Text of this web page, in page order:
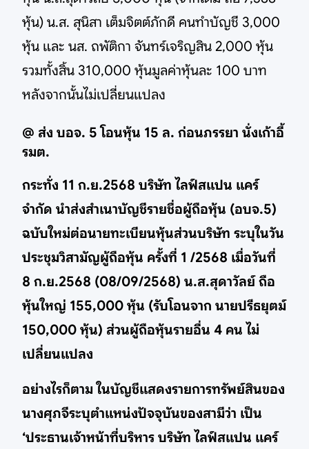
หุ้น) น.ส. สุนิสา เต็มจิตต์ภักดี คนทำบัญชี 3,000
หุ้น และ นส. ถพัติกา จันทร์เจริญสิน 2,000 หุ้น
รวมทั้งสิ้น 310,000 หุ้นมูลค่าหุ้นละ 100 บาท
หลังจากนั้นไม่เปลี่ยนแปลง
@ ส่ง บอจ. 5 โอนหุ้น 15 ล. ก่อนภรรยา นั่งเก้าอี้
รมต.
กระทั่ง 11 ก.ย.2568 บริษัท ไลฟ์สแปน แคร์
จำกัด นำส่งสำเนาบัญชีรายชื่อผู้ถือหุ้น (อบจ.5)
ฉบับใหม่ต่อนายทะเบียนหุ้นส่วนบริษัท ระบุในวัน
ประชุมวิสามัญผู้ถือหุ้น ครั้งที่ 1 /2568 เมื่อวันที่
8 ก.ย.2568 (08/09/2568) น.ส.สุดาวัลย์ ถือ
หุ้นใหญ่ 155,000 หุ้น (รับโอนจาก นายปรีธยุตม์
150,000 หุ้น) ส่วนผู้ถือหุ้นรายอื่น 4 คน ไม่
เปลี่ยนแปลง
อย่างไรก็ตาม ในบัญชีแสดงรายการทรัพย์สินของ
นางศุภจีระบุตำแหน่งปัจจุบันของสามีว่า เป็น
‘ประธานเจ้าหน้าที่บริหาร บริษัท ไลฟ์สแปน แคร์